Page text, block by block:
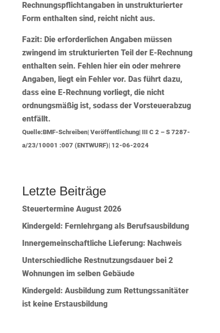
Rechnungspflichtangaben in unstrukturierter
Form enthalten sind, reicht nicht aus.
Fazit: Die erforderlichen Angaben müssen
zwingend im strukturierten Teilder E-Rechnung
enthalten sein. Fehlen hier ein oder mehrere
Angaben, liegt ein Fehler vor. Das führt dazu,
dass eine E-Rechnung vorliegt, die nicht
ordnungsmäßigist, sodass der Vorsteuerabzug
entfällt.
Quelle:BMF-Schreiben| Veröffentlichung| III C 2 – S 7287-
a/23/10001 :007 (ENTWURF)| 12-06-2024
Letzte Beiträge
Steuertermine August 2026
Kindergeld: Fernlehrgang als Berufsausbildung
Innergemeinschaftliche Lieferung: Nachweis
Unterschiedliche Restnutzungsdauer bei 2
Wohnungen im selben Gebäude
Kindergeld: Ausbildung zum Rettungssanitäter
ist keine Erstausbildung